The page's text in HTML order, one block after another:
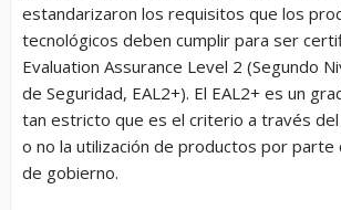
estandarizaron los requisitos que los
tecnológicos deben cumplir para ser
Evaluation Assurance Level 2 (Segundo
de Seguridad, EAL2+). El EAL2+ es un
tan estricto que es el criterio a través
o no la utilización de productos por parte
de gobierno.